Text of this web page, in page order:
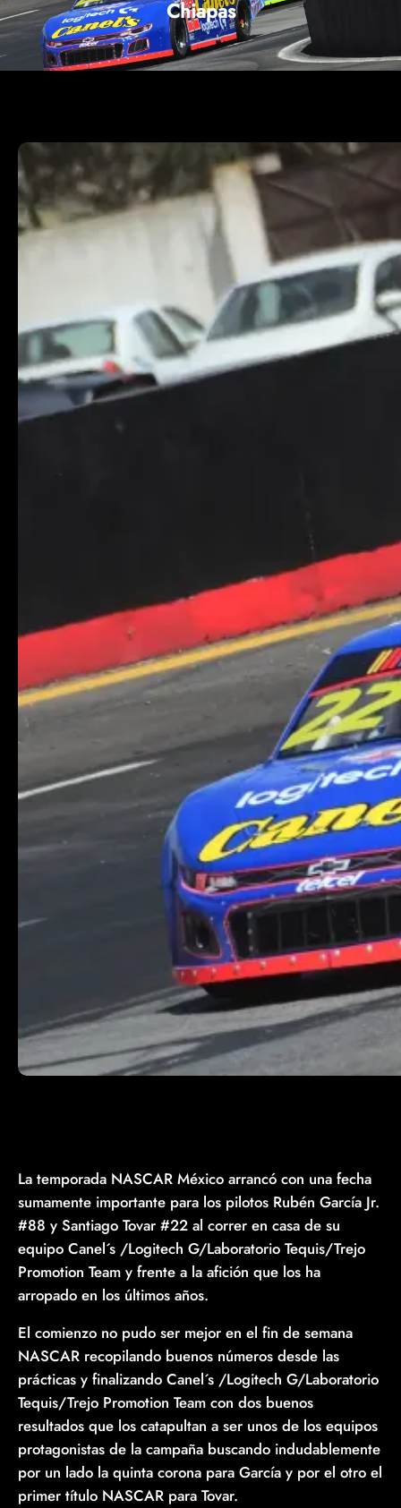
Chiapas
La temporada NASCAR México arrancó con una fecha
sumamente importante para los pilotos Rubén García Jr.
#88 y Santiago Tovar #22 al correr en casa de su
equipo Canel´s /Logitech G/Laboratorio Tequis/Trejo
Promotion Team y frente a la afición que los ha
arropado en los últimos años.
El comienzo no pudo ser mejor en el fin de semana
NASCAR recopilando buenos números desde las
prácticas y finalizando Canel´s /Logitech G/Laboratorio
Tequis/Trejo Promotion Team con dos buenos
resultados que los catapultan a ser unos de los equipos
protagonistas de la campaña buscando indudablemente
por un lado la quinta corona para García y por el otro el
primer título NASCAR para Tovar.